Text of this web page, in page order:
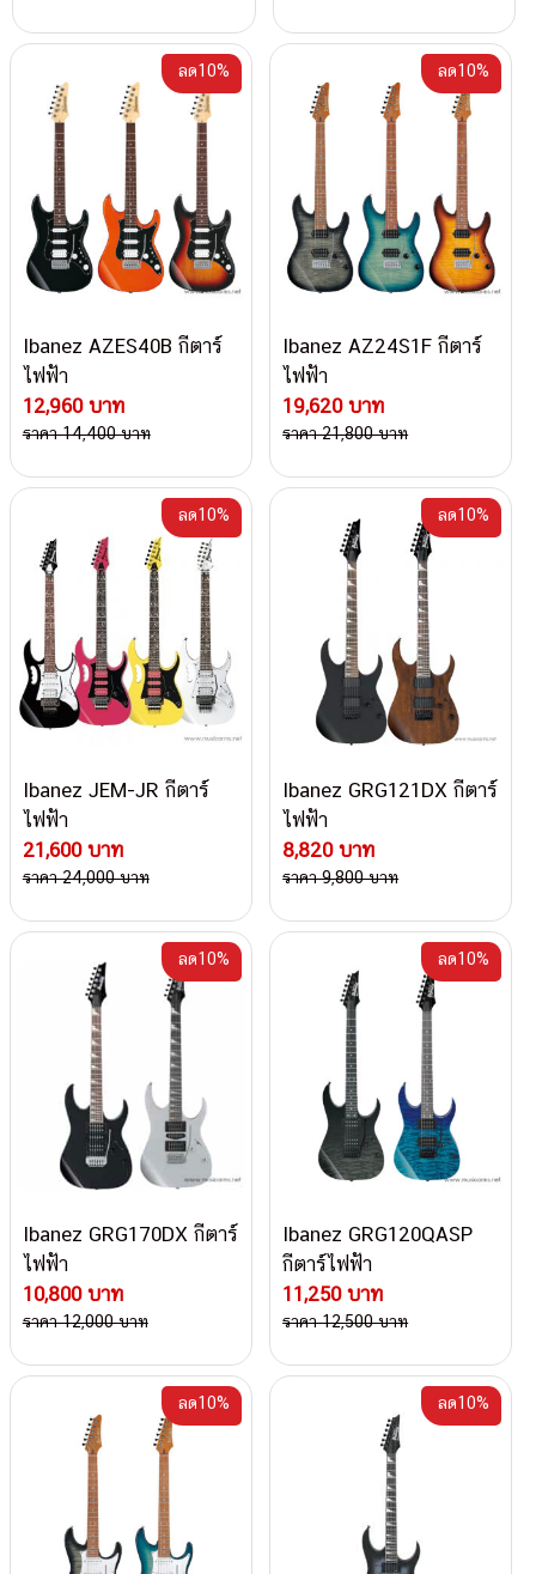
Ibanez AZES40B กีตาร์
ไฟฟ้า
12,960 บาท
ลด10%
ราคา 14,400 บาท
Ibanez AZ24S1F กีตาร์
ไฟฟ้า
19,620 บาท
ลด10%
ราคา 21,800 บาท
Ibanez JEM-JR กีตาร์
ไฟฟ้า
21,600 บาท
ลด10%
ราคา 24,000 บาท
Ibanez GRG121DX กีตาร์
ไฟฟ้า
8,820 บาท
ลด10%
ราคา 9,800 บาท
Ibanez GRG170DX กีตาร์
ไฟฟ้า
10,800 บาท
ลด10%
ราคา 12,000 บาท
Ibanez GRG120QASP
กีตาร์ไฟฟ้า
11,250 บาท
ลด10%
ราคา 12,500 บาท
ลด10% ลด10%